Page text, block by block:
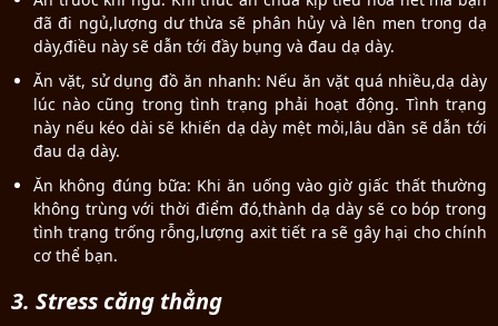
đã đi ngủ,lượng dư thừa sẽ phân hủy và lên men trong dạ
dày,điều này sẽ dẫn tới đầy bụng và đau dạ dày.
Ăn vặt, sử dụng đồ ăn nhanh: Nếu ăn vặt quá nhiều,dạ dày
lúc nào cũng trong tình trạng phải hoạt động. Tình trạng
này nếu kéo dài sẽ khiến dạ dày mệt mỏi,lâu dần sẽ dẫn tới
đau dạ dày.
Ăn không đúng bữa: Khi ăn uống vào giờ giấc thất thường
không trùng với thời điểm đó,thành dạ dày sẽ co bóp trong
tình trạng trống rỗng,lượng axit tiết ra sẽ gây hại cho chính
cơ thể bạn.
3. Stress căng thẳng